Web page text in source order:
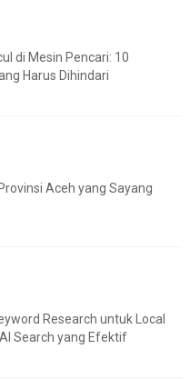
di Mesin Pencari: 10
Harus Dihindari
Aceh yang Sayang
Research untuk Local
Search yang Efektif